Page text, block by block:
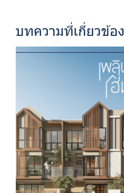
บทความที่เกี่ยวข้อง